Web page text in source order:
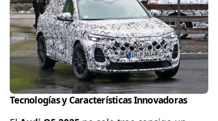
Tecnologías y Características Innovadoras